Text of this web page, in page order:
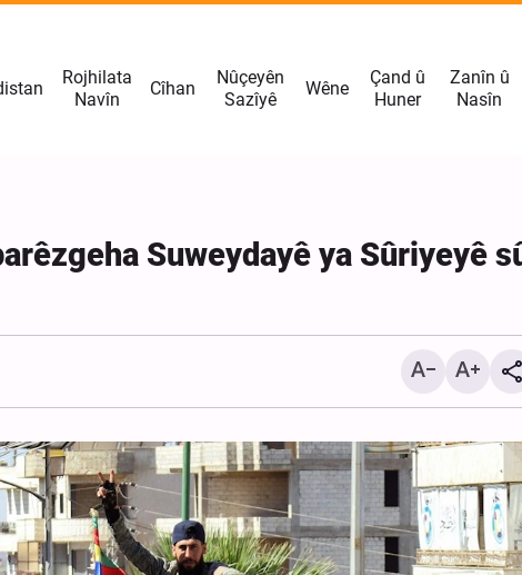
Rojhilata
Navîn
Cîhan
Nûçeyên
Sazîyê
Wêne
Çand û
Huner
Zanîn û
Nasîn
Suweydayê ya Sûriyeyê
Yehya Serî‘: Yemen di
Sor de heştemîn neftkeşa
hedef girt